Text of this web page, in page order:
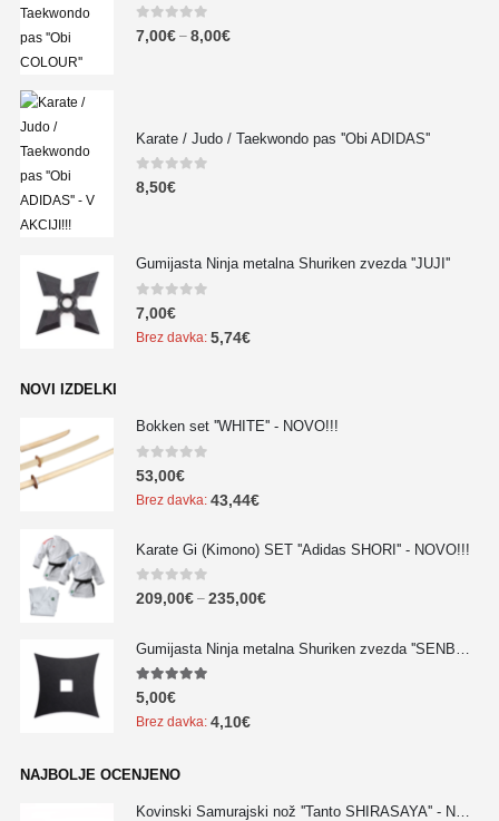
0out of 5
7,00€ – 8,00€
Karate / Judo / Taekwondo pas ''Obi ADIDAS''
0 out of 5
8,50€
Gumijasta Ninja metalna Shuriken zvezda ''JUJI''
0out of 5
7,00€
Brez davka: 5,74€
NOVI IZDELKI
Bokken set ''WHITE'' - NOVO!!!
0out of 5
53,00€
Brez davka: 43,44€
Karate Gi (Kimono) SET ''Adidas SHORI'' - NOVO!!!
0out of 5
209,00€ – 235,00€
5.00out of 5
5,00€
Brez davka: 4,10€
NAJBOLJE OCENJENO